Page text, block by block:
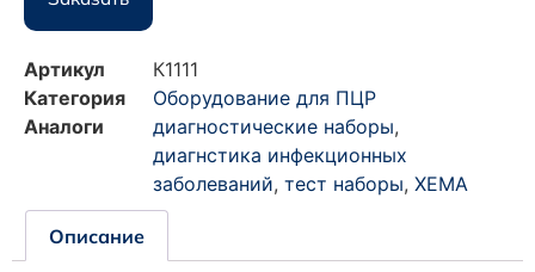
Артикул
К1111
Категория
Оборудование для ПЦР
Аналоги
диагностические наборы,
диагнстика инфекционных
заболеваний, тест наборы, ХЕМА
Описание